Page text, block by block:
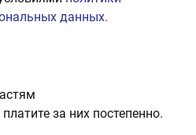
данных.
за них постепенно.